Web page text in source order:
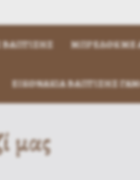
ΜΠΡΕΛΌΚ ΜΈ
ΕΙΚΟΝΆΚΙΑ ΒΆΠΤΙΣΗΣ
μας